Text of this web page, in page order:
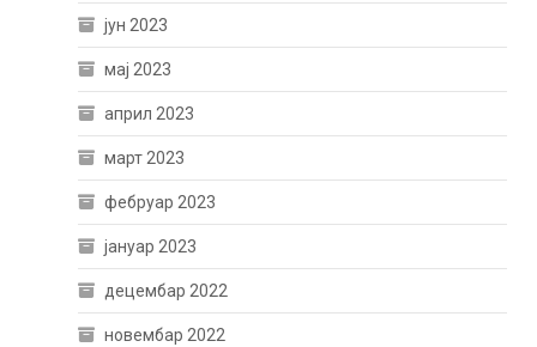
јун 2023
мај 2023
април 2023
март 2023
фебруар 2023
јануар 2023
децембар 2022
новембар 2022